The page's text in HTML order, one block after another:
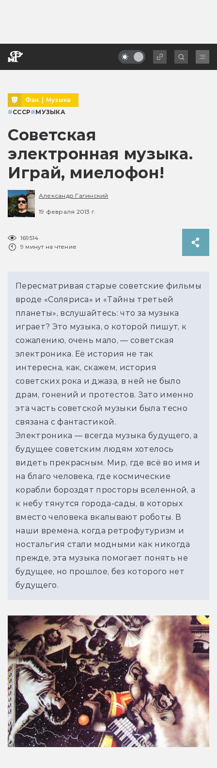
Фан | Музыка
#СССР#МУЗЫКА
Советская
электронная музыка.
Играй, миелофон!
Александр Гагинский
19 февраля 2013 г.
169514
9 минут на чтение
Пересматривая старые советские фильмы
вроде «Соляриса» и «Тайны третьей
планеты», вслушайтесь: что за музыка
играет? Это музыка, о которой пишут, к
сожалению, очень мало, — советская
электроника. Её история не так
интересна, как, скажем, история
советских рока и джаза, в ней не было
драм, гонений и протестов. Зато именно
эта часть советской музыки была тесно
связана с фантастикой.
Электроника — всегда музыка будущего, а
будущее советским людям хотелось
видеть прекрасным. Мир, где всё во имя и
на благо человека, где космические
корабли бороздят просторы вселенной, а
к небу тянутся города-сады, в которых
вместо человека вкалывают роботы. В
наши времена, когда ретрофутуризм и
ностальгия стали модными как никогда
прежде, эта музыка помогает понять не
будущее, но прошлое, без которого нет
будущего.